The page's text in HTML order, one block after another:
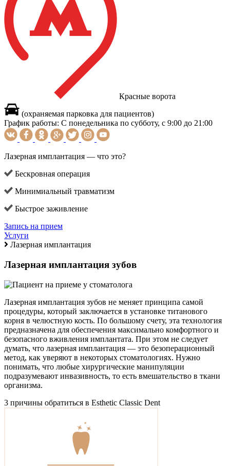
Красные ворота
(охраняемая парковка для пациентов)
График работы: С понедельника по субботу, с 9:00 до 21:00
Лазерная имплантация — что это?
Бескровная операция
Минимиальный травматизм
Быстрое заживление
Запись на прием
Услуги
Лазерная имплантация
Лазерная имплантация зубов
Лазерная имплантация зубов не меняет принципа самой
процедуры, который заключается в установке титанового
корня в челюстную кость. По большому счету, эта технология
предназначена для обеспечения максимально комфортного и
безопасного вживления имплантата. При этом не следует
думать, что лазерная имплантация — это безоперационный
метод, как уверяют в некоторых стоматологиях. Нужно
понимать, что любые хирургические манипуляции
подразумевают инвазивность, то есть вмешательство в ткани
организма.
3 причины обратиться в Esthetic Classic Dent